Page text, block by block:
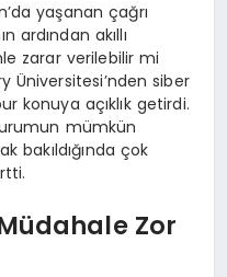
yaşanan çağrı
ardından akıllı
zarar verilebilir mi
Üniversitesi’nden siber
konuya açıklık getirdi.
mümkün
bakıldığında çok
Zor